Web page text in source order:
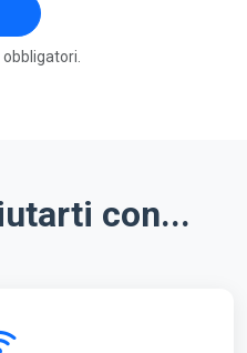
con...